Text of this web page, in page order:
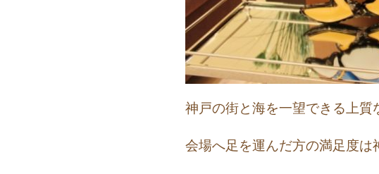
神戸の街と海を一望できる上質
会場へ足を運んだ方の満足度